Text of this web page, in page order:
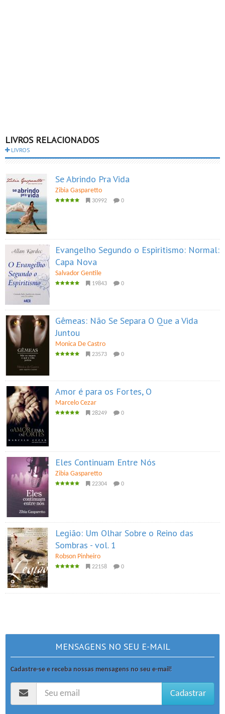
LIVROS RELACIONADOS
LIVROS
Se Abrindo Pra Vida
Zibia Gasparetto
30992 0
Evangelho Segundo o Espiritismo: Normal:
Capa Nova
Salvador Gentile
19843 0
Gêmeas: Não Se Separa O Que a Vida
Juntou
Monica De Castro
23573 0
Amor é para os Fortes, O
Marcelo Cezar
28249 0
Eles Continuam Entre Nós
Zibia Gasparetto
22304 0
Legião: Um Olhar Sobre o Reino das
Sombras - vol. 1
Robson Pinheiro
22158 0
MENSAGENS NO SEU E-MAIL
Cadastre-se e receba nossas mensagens no seu e-mail!
Cadastrar